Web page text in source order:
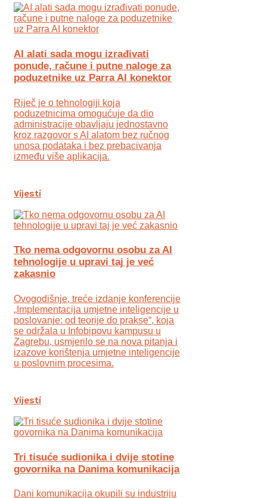
AI alati sada mogu izrađivati
ponude, račune i putne naloge za
poduzetnike uz Parra AI konektor
Riječ je o tehnologiji koja
poduzetnicima omogućuje da dio
administracije obavljaju jednostavno
kroz razgovor s AI alatom bez ručnog
unosa podataka i bez prebacivanja
između više aplikacija.
Vijesti
Tko nema odgovornu osobu za AI
tehnologije u upravi taj je već
zakasnio
Ovogodišnje, treće izdanje konferencije
„Implementacija umjetne inteligencije u
poslovanje: od teorije do prakse“, koja
se održala u Infobipovu kampusu u
Zagrebu, usmjerilo se na nova pitanja i
izazove korištenja umjetne inteligencije
u poslovnim procesima.
Vijesti
Tri tisuće sudionika i dvije stotine
govornika na Danima komunikacija
Dani komunikacija okupili su industriju